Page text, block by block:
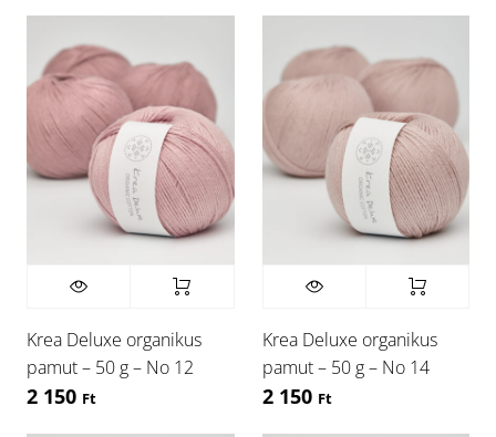
Krea Deluxe organikus
pamut – 50 g – No 12
2 150 Ft
Krea Deluxe organikus
pamut – 50 g – No 14
2 150 Ft